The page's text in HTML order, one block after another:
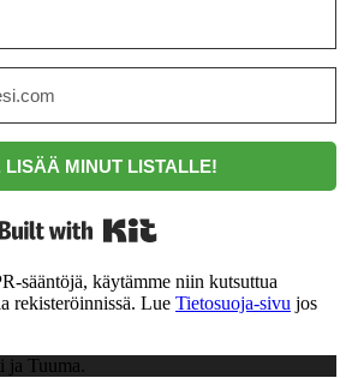
LISÄÄ MINUT LISTALLE!
sääntöjä, käytämme niin kutsuttua
rekisteröinnissä. Lue Tietosuoja-sivu jos
ja Tuuma.